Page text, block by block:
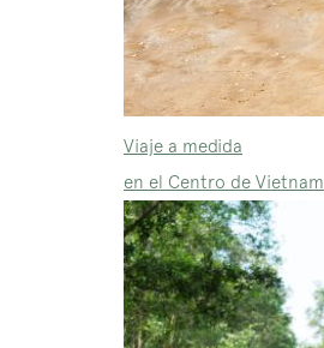
Viaje a medida
en el Centro de Vietnam